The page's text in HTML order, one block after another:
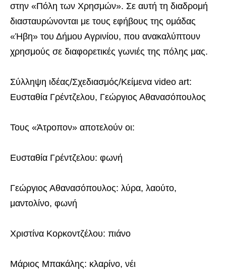
στην «Πόλη των Χρησμών». Σε αυτή τη διαδρομή
διασταυρώνονται με τους εφήβους της ομάδας
«Ήβη» του Δήμου Αγρινίου, που ανακαλύπτουν
χρησμούς σε διαφορετικές γωνιές της πόλης μας.
Σύλληψη ιδέας/Σχεδιασμός/Κείμενα video art:
Ευσταθία Γρέντζελου, Γεώργιος Αθανασόπουλος
Τους «Άτροπον» αποτελούν οι:
Ευσταθία Γρέντζελου: φωνή
Γεώργιος Αθανασόπουλος: λύρα, λαούτο,
μαντολίνο, φωνή
Χριστίνα Κορκοντζέλου: πιάνο
Μάριος Μπακάλης: κλαρίνο, νέι